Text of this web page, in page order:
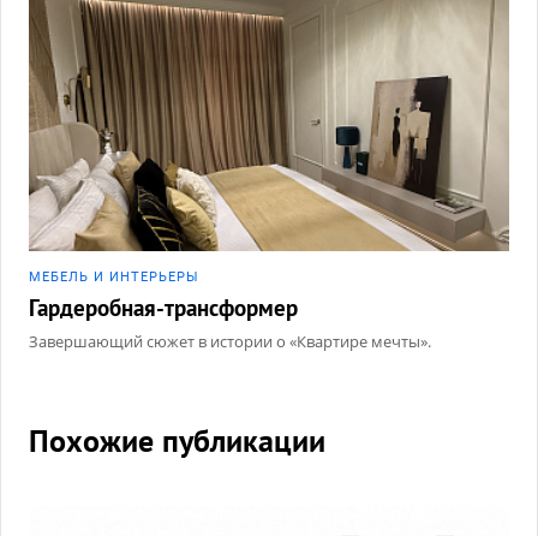
МЕБЕЛЬ И ИНТЕРЬЕРЫ
Гардеробная-трансформер
Завершающий сюжет в истории о «Квартире мечты».
Похожие публикации